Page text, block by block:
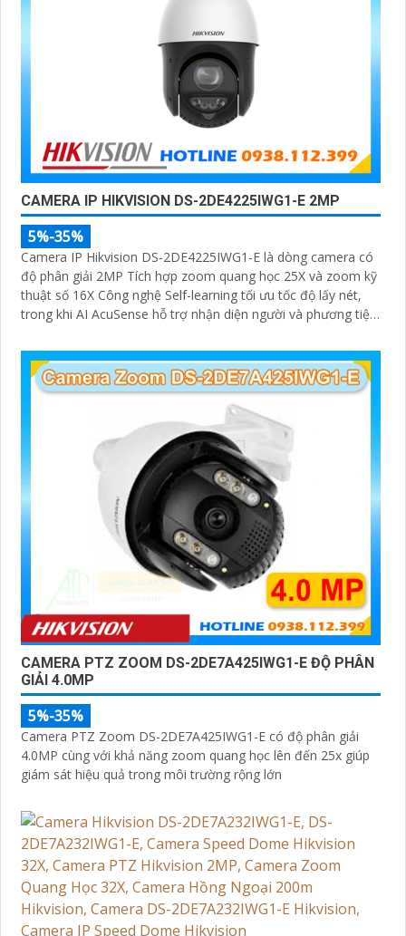
CAMERA IP HIKVISION DS-2DE4225IWG1-E 2MP
5%-35%
Camera IP Hikvision DS-2DE4225IWG1-E là dòng camera có
độ phân giải 2MP Tích hợp zoom quang học 25X và zoom kỹ
thuật số 16X Công nghệ Self-learning tối ưu tốc độ lấy nét,
trong khi AI AcuSense hỗ trợ nhận diện người và phương tiện,
CAMERA PTZ ZOOM DS-2DE7A425IWG1-E ĐỘ PHÂN
GIẢI 4.0MP
5%-35%
Camera PTZ Zoom DS-2DE7A425IWG1-E có độ phân giải
4.0MP cùng với khả năng zoom quang học lên đến 25x giúp
giám sát hiệu quả trong môi trường rộng lớn